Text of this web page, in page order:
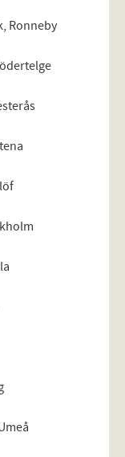
Ronneby
Södertelge
Westerås
Wadstena
Eslöf
Stockholm
Uppsala
Borlänge
Nybro
Göteborg
AB, Umeå